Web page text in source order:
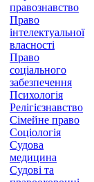
правознавство
Право
інтелектуальної
власності
Право
соціального
забезпечення
Психологія
Релігієзнавство
Сімейне право
Соціологія
Судова
медицина
Судові та